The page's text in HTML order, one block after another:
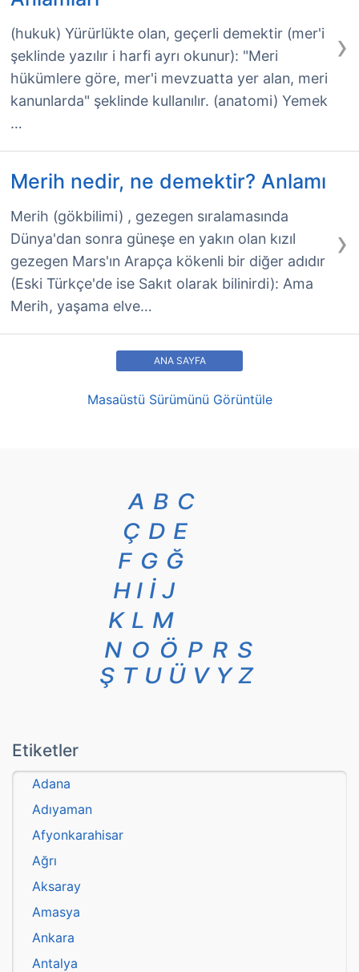
›
(hukuk) Yürürlükte olan, geçerli demektir (mer'i
şeklinde yazılır i harfi ayrı okunur): "Meri
hükümlere göre, mer'i mevzuatta yer alan, meri
kanunlarda" şeklinde kullanılır. (anatomi) Yemek
…
Merih nedir, ne demektir? Anlamı
›
Merih (gökbilimi) , gezegen sıralamasında
Dünya'dan sonra güneşe en yakın olan kızıl
gezegen Mars'ın Arapça kökenli bir diğer adıdır
(Eski Türkçe'de ise Sakıt olarak bilinirdi): Ama
Merih, yaşama elve…
ANA SAYFA
Masaüstü Sürümünü Görüntüle
A B C
Ç D E
F G Ğ
H I İ J
K L M
N O Ö P R S
Ş T U Ü V Y Z
Etiketler
Adana
Adıyaman
Afyonkarahisar
Ağrı
Aksaray
Amasya
Ankara
Antalya